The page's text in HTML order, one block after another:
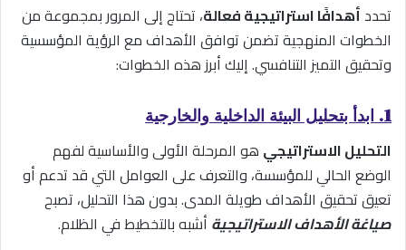
تحدد أهدافًا استراتيجية فعالة، تحتاج إلى المرور بمجموعة من
الخطوات المنهجية تضمن توافق الأهداف مع الرؤية المؤسسية
وتحقيق التميز التنافسي. إليك أبرز هذه الخطوات:
1. ابدأ بتحليل البيئة الداخلية والخارجية
التحليل الاستراتيجي هو المرحلة الأولى والأساسية لفهم
الوضع الحالي للمؤسسة، والتعرف على العوامل التي قد تدعم أو
تعيق تحقيق الأهداف طويلة المدى. بدون هذا التحليل، تصبح
صياغة الأهداف الاستراتيجية أشبه بالتخطيط في الظلام.